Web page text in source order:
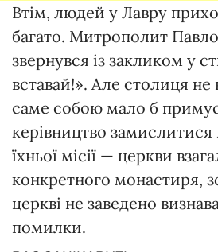
Втім, людей у Лавру
багато. Митрополит Павло
звернувся із закликом у
вставай!». Але столиця не
саме собою мало б
керівництво замислитися
їхньої місії — церкви
конкретного монастиря,
церкві не заведено
помилки.